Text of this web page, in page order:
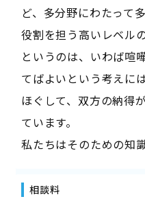
ど、多分野にわたって
役割を担う高いレベル
というのは、いわば喧
てばよいという考えに
ほぐして、双方の納得
ています。
私たちはそのための知
相談料